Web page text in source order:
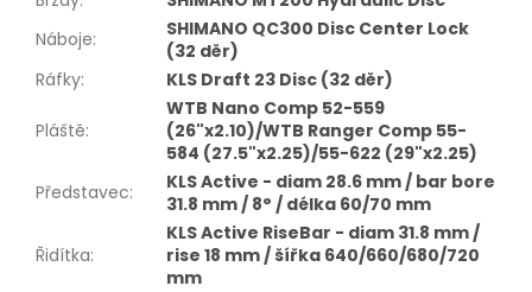
Náboje:
SHIMANO QC300 Disc Center Lock
(32 děr)
Ráfky: KLS Draft 23 Disc (32 děr)
Pláště:
WTB Nano Comp 52-559
(26"x2.10)/WTB Ranger Comp 55-
584 (27.5"x2.25)/55-622 (29"x2.25)
Představec:
KLS Active - diam 28.6 mm / bar bore
31.8 mm / 8° / délka 60/70 mm
Řidítka:
KLS Active RiseBar - diam 31.8 mm /
rise 18 mm / šířka 640/660/680/720
mm